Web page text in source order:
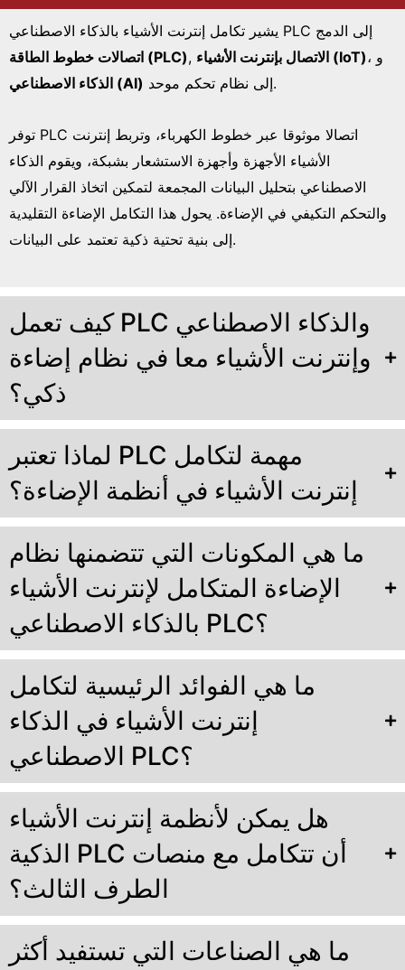
يشير تكامل إنترنت الأشياء بالذكاء الاصطناعي PLC إلى الدمج
اتصالات خطوط الطاقة (PLC), الاتصال بإنترنت الأشياء (IoT)
، و
الذكاء الاصطناعي (AI)
إلى نظام تحكم موحد.
توفر PLC اتصالا موثوقا عبر خطوط الكهرباء، وتربط إنترنت
الأشياء الأجهزة وأجهزة الاستشعار بشبكة، ويقوم الذكاء
الاصطناعي بتحليل البيانات المجمعة لتمكين اتخاذ القرار الآلي
والتحكم التكيفي في الإضاءة. يحول هذا التكامل الإضاءة التقليدية
إلى بنية تحتية ذكية تعتمد على البيانات.
كيف تعمل PLC والذكاء الاصطناعي
وإنترنت الأشياء معا في نظام إضاءة
ذكي؟
لماذا تعتبر PLC مهمة لتكامل
إنترنت الأشياء في أنظمة الإضاءة؟
ما هي المكونات التي تتضمنها نظام
الإضاءة المتكامل لإنترنت الأشياء
بالذكاء الاصطناعي PLC؟
ما هي الفوائد الرئيسية لتكامل
إنترنت الأشياء في الذكاء
الاصطناعي PLC؟
هل يمكن لأنظمة إنترنت الأشياء
الذكية PLC أن تتكامل مع منصات
الطرف الثالث؟
ما هي الصناعات التي تستفيد أكثر